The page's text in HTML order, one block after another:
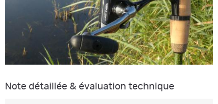
Note détaillée & évaluation technique